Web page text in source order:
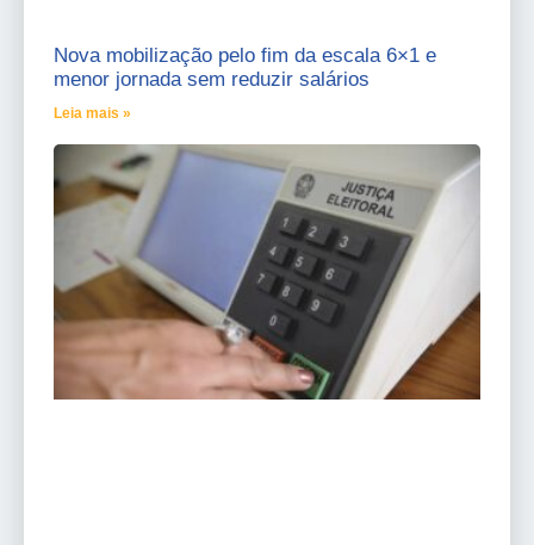
Nova mobilização pelo fim da escala 6×1 e
menor jornada sem reduzir salários
Leia mais »